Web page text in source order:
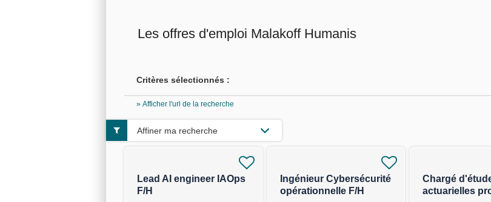
Les offres d'emploi Malakoff Humanis
Critères sélectionnés :
» Afficher l'url de la recherche
Lead AI engineer IAOps
F/H
Ingénieur Cybersécurité
opérationnelle F/H
Chargé
actuarielles
Affiner ma recherche